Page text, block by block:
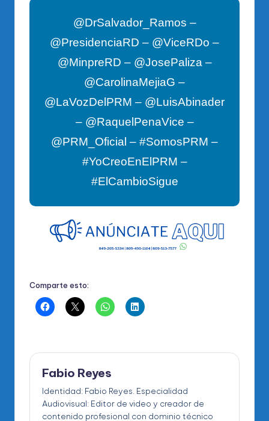
@DrSalvador_Ramos –
@PresidenciaRD – @ViceRDo –
@MinpreRD – @JosePaliza –
@CarolinaMejiaG –
@LaVozDelPRM – @LuisAbinader
– @RaquelPenaVice –
@PRM_Oficial – #SomosPRM –
#YoCreoEnElPRM –
#ElCambioSigue
Comparte esto:
Fabio Reyes
Identidad: Fabio Reyes. Especialidad
Audiovisual: Editor de video y creador de
contenido profesional con dominio técnico